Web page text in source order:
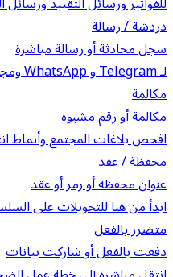
دردشة / رسالة
سجل محادثة أو رسالة مباشرة
لـ Telegram و WhatsApp ومجموعات الاستثمار.
مكالمة
مكالمة أو رقم مشبوه
افحص بلاغات المجتمع وأنماط
محفظة / عقد
عنوان محفظة أو رمز أو عقد
ابدأ من هنا للتحويلات على
متضرر بالفعل
دفعت بالفعل أو شاركت بيانات